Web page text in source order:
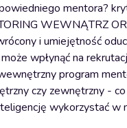
mentora?
WEWNĄTRZ
i umiejętność
wpłynąć na
program
czy zewnętrzny -
wykorzystać w